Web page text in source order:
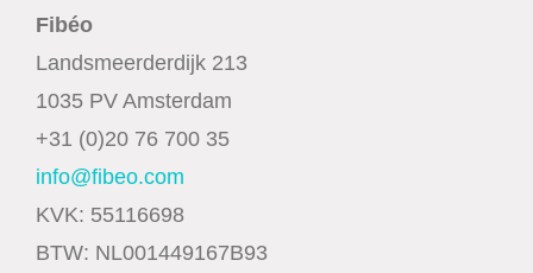
Fibéo
Landsmeerderdijk 213
1035 PV Amsterdam
+31 (0)20 76 700 35
info@fibeo.com
KVK: 55116698
BTW: NL001449167B93